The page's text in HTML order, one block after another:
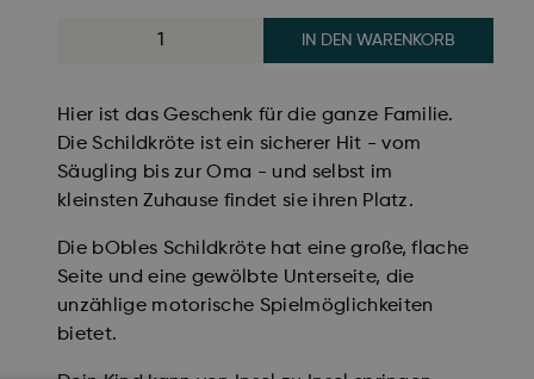
IN DEN WARENKORB
Hier ist das Geschenk für die ganze Familie.
Die Schildkröte ist ein sicherer Hit - vom
Säugling bis zur Oma - und selbst im
kleinsten Zuhause findet sie ihren Platz.
Die bObles Schildkröte hat eine große, flache
Seite und eine gewölbte Unterseite, die
unzählige motorische Spielmöglichkeiten
bietet.